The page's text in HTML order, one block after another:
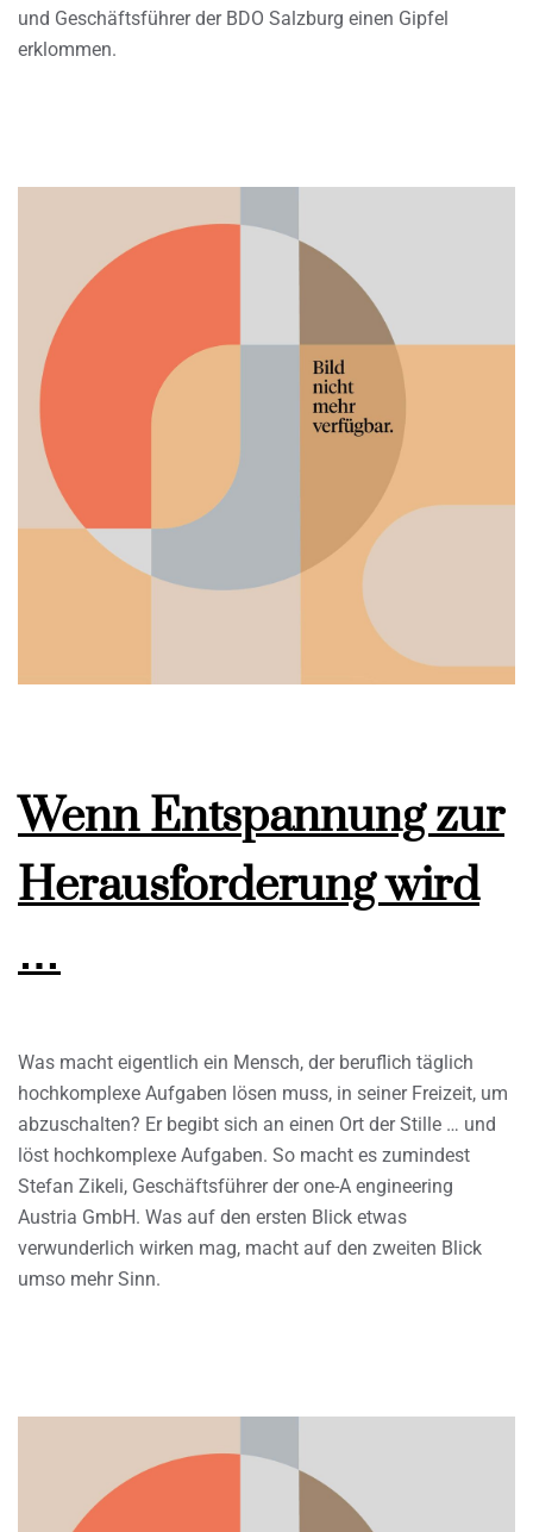
und Geschäftsführer der BDO Salzburg einen Gipfel
erklommen.
Wenn Entspannung zur
Herausforderung wird
…
Was macht eigentlich ein Mensch, der beruflich täglich
hochkomplexe Aufgaben lösen muss, in seiner Freizeit, um
abzuschalten? Er begibt sich an einen Ort der Stille … und
löst hochkomplexe Aufgaben. So macht es zumindest
Stefan Zikeli, Geschäftsführer der one-A engineering
Austria GmbH. Was auf den ersten Blick etwas
verwunderlich wirken mag, macht auf den zweiten Blick
umso mehr Sinn.